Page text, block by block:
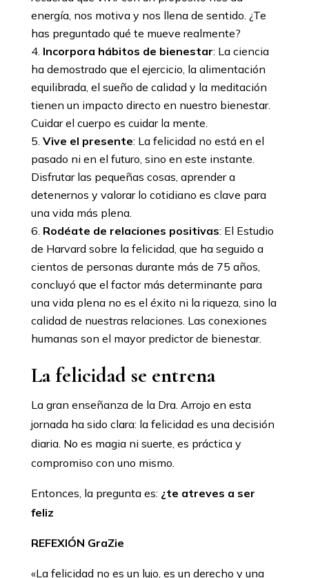
energía, nos motiva y nos llena de sentido. ¿Te
has preguntado qué te mueve realmente?
Incorpora hábitos de bienestar: La ciencia
ha demostrado que el ejercicio, la alimentación
equilibrada, el sueño de calidad y la meditación
tienen un impacto directo en nuestro bienestar.
Cuidar el cuerpo es cuidar la mente.
Vive el presente: La felicidad no está en el
pasado ni en el futuro, sino en este instante.
Disfrutar las pequeñas cosas, aprender a
detenernos y valorar lo cotidiano es clave para
una vida más plena.
Rodéate de relaciones positivas: El Estudio
de Harvard sobre la felicidad, que ha seguido a
cientos de personas durante más de 75 años,
concluyó que el factor más determinante para
una vida plena no es el éxito ni la riqueza, sino la
calidad de nuestras relaciones. Las conexiones
humanas son el mayor predictor de bienestar.
La felicidad se entrena
La gran enseñanza de la Dra. Arrojo en esta
jornada ha sido clara: la felicidad es una decisión
diaria. No es magia ni suerte, es práctica y
compromiso con uno mismo.
Entonces, la pregunta es: ¿te atreves a ser
feliz
REFEXIÓN GraZie
«La felicidad no es un lujo, es un derecho y una